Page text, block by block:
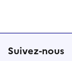
Suivez-nous